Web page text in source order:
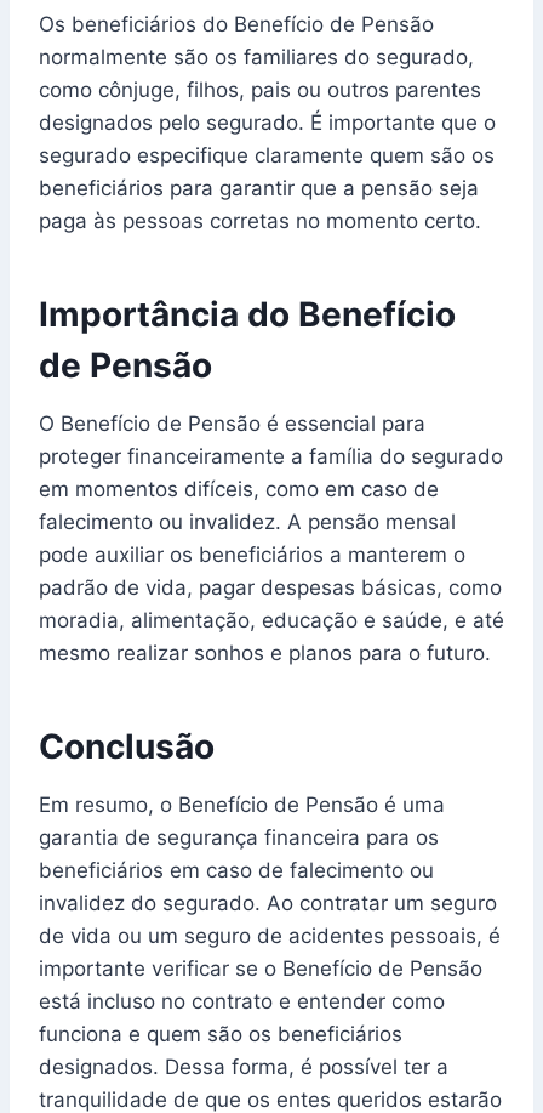
Os beneficiários do Benefício de Pensão
normalmente são os familiares do segurado,
como cônjuge, filhos, pais ou outros parentes
designados pelo segurado. É importante que o
segurado especifique claramente quem são os
beneficiários para garantir que a pensão seja
paga às pessoas corretas no momento certo.
Importância do Benefício
de Pensão
O Benefício de Pensão é essencial para
proteger financeiramente a família do segurado
em momentos difíceis, como em caso de
falecimento ou invalidez. A pensão mensal
pode auxiliar os beneficiários a manterem o
padrão de vida, pagar despesas básicas, como
moradia, alimentação, educação e saúde, e até
mesmo realizar sonhos e planos para o futuro.
Conclusão
Em resumo, o Benefício de Pensão é uma
garantia de segurança financeira para os
beneficiários em caso de falecimento ou
invalidez do segurado. Ao contratar um seguro
de vida ou um seguro de acidentes pessoais, é
importante verificar se o Benefício de Pensão
está incluso no contrato e entender como
funciona e quem são os beneficiários
designados. Dessa forma, é possível ter a
tranquilidade de que os entes queridos estarão